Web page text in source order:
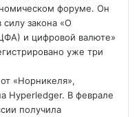
форуме. Он
закона «О
и цифровой валюте»
уже три
«Норникеля»,
Hyperledger. В феврале
получила